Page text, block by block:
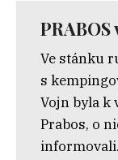
Ve stánku
s
Vojn byla k
Prabos, o